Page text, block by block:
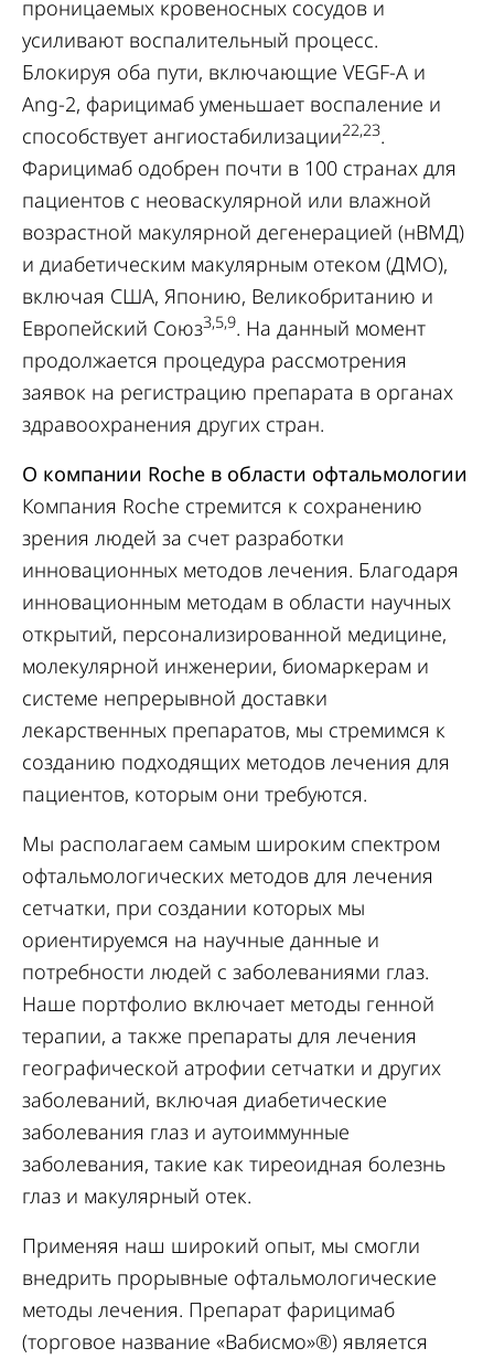
проницаемых кровеносных сосудов и
усиливают воспалительный процесс.
Блокируя оба пути, включающие VEGF-A и
Ang-2, фарицимаб уменьшает воспаление и
способствует ангиостабилизации22,23.
Фарицимаб одобрен почти в 100 странах для
пациентов с неоваскулярной или влажной
возрастной макулярной дегенерацией (нВМД)
и диабетическим макулярным отеком (ДМО),
включая США, Японию, Великобританию и
Европейский Союз3,5,9. На данный момент
продолжается процедура рассмотрения
заявок на регистрацию препарата в органах
здравоохранения других стран.
О компании Roche в области офтальмологии
Компания Roche стремится к сохранению
зрения людей за счет разработки
инновационных методов лечения. Благодаря
инновационным методам в области научных
открытий, персонализированной медицине,
молекулярной инженерии, биомаркерам и
системе непрерывной доставки
лекарственных препаратов, мы стремимся к
созданию подходящих методов лечения для
пациентов, которым они требуются.
Мы располагаем самым широким спектром
офтальмологических методов для лечения
сетчатки, при создании которых мы
ориентируемся на научные данные и
потребности людей с заболеваниями глаз.
Наше портфолио включает методы генной
терапии, а также препараты для лечения
географической атрофии сетчатки и других
заболеваний, включая диабетические
заболевания глаз и аутоиммунные
заболевания, такие как тиреоидная болезнь
глаз и макулярный отек.
Применяя наш широкий опыт, мы смогли
внедрить прорывные офтальмологические
методы лечения. Препарат фарицимаб
(торговое название «Вабисмо»®) является